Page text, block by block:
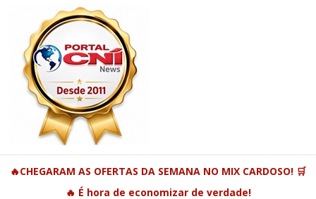
🔥CHEGARAM AS OFERTAS DA SEMANA NO MIX CARDOSO! 🛒
🔥 É hora de economizar de verdade!